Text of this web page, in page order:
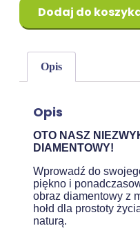
Dodaj do
Opis
Opis
OTO NASZ
DIAMENTOWY!
Wprowadź do
piękno i
obraz diamentowy z
hołd dla prostoty
naturą.